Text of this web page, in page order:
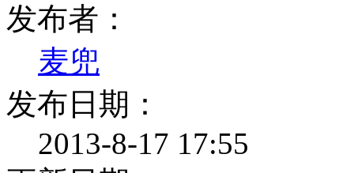
发布者：
麦兜
发布日期：
2013-8-17 17:55